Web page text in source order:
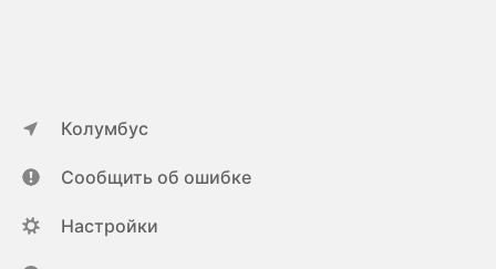
Колумбус
Сообщить об ошибке
Настройки